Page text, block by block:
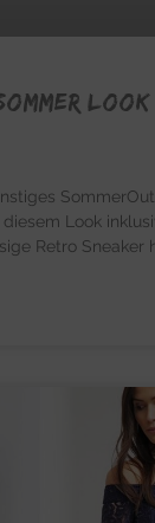
Look
Retro Sneaker